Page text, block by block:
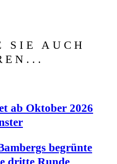
SIE AUCH
ab Okto­ber 2026
begrün­te